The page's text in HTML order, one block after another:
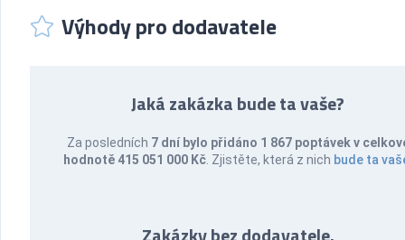
Výhody pro dodavatele
Jaká zakázka bude ta vaše?
Za posledních 7 dní bylo přidáno 1 867 poptávek v
hodnotě 415 051 000 Kč . Zjistěte, která z nich bude ta